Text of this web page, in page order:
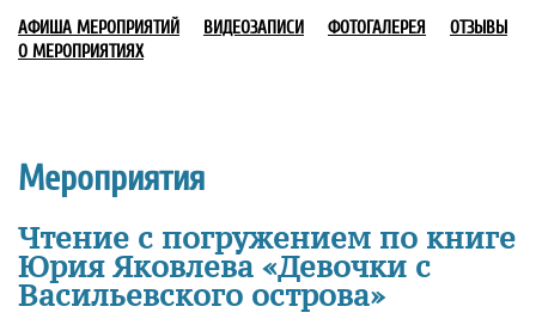
АФИША МЕРОПРИЯТИЙ ВИДЕОЗАПИСИ ФОТОГАЛЕРЕЯ
ОТЗЫВЫ
О МЕРОПРИЯТИЯХ
Мероприятия
Чтение с погружением по книге
Юрия Яковлева «Девочки с
Васильевского острова»